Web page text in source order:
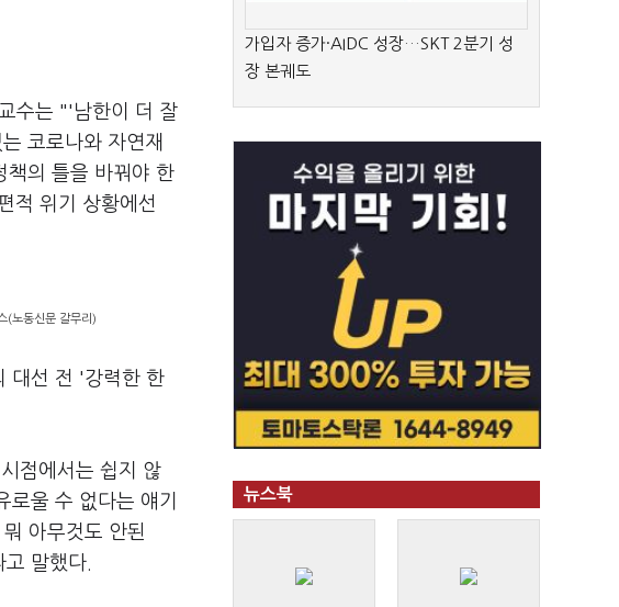
수는 "'남한이 더 잘
코로나와 자연재
책의 틀을 바꿔야 한
적 위기 상황에선
(노동신문 갈무리)
대선 전 '강력한 한
점에서는 쉽지 않
울 수 없다는 얘기
아무것도 안된
말했다.
가입자 증가·AIDC 성장…SKT 2분기 성
장 본궤도
뉴스북